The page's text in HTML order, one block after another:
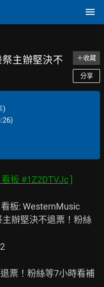
主辦堅決不
＋收藏
分享
)
板 #1Z2DTVJc
板: WesternMusic
辦堅決不退票！粉絲
票！粉絲等7小時看補